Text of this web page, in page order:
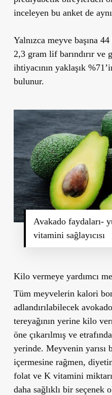
inceleyen bu anket de
Yalnızca meyve başına
2,3 gram lif barındırır ve
ihtiyacının yaklaşık
bulunur.
Avakado faydaları-
vitamini sağlayıcısı
Kilo vermeye yardımcı
Tüm meyvelerin kalori
adlandırılabilecek
tereyağının yerine kilo
öne çıkarılmış ve
yerinde. Meyvenin yarısı
içermesine rağmen,
folat ve K vitamini
daha sağlıklı bir seçenek